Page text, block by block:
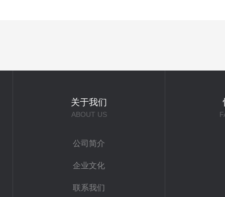
关于我们
ABOUT US
公司简介
企业文化
联系我们